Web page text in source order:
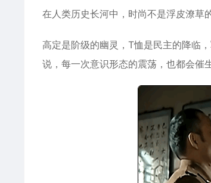
在人类历史长河中，时尚不是浮皮潦草
高定是阶级的幽灵，T恤是民主的降临
说，每一次意识形态的震荡，也都会催